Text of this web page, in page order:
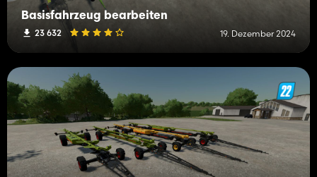
Basisfahrzeug bearbeiten
23 632 19. Dezember 2024